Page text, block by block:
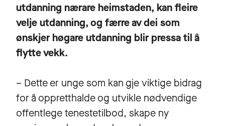
utdanning nærare heimstaden, kan fleire
velje utdanning, og færre av dei som
ønskjer høgare utdanning blir pressa til å
flytte vekk.
– Dette er unge som kan gje viktige bidrag
for å oppretthalde og utvikle nødvendige
offentlege tenestetilbod, skape ny